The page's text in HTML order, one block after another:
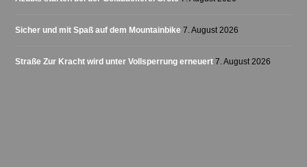
Sicher und mit Spaß auf dem Mountainbike 7. August 2026
Straße Zur Kracht wird unter Vollsperrung erneuert 7. August 2026